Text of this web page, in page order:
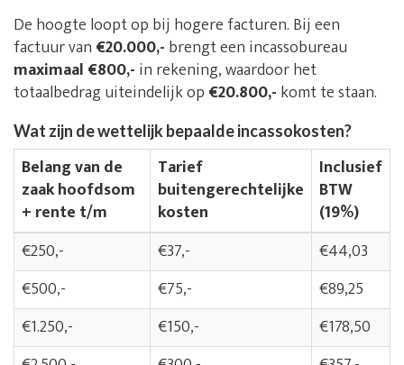
De hoogte loopt op bij hogere facturen. Bij een
factuur van €20.000,- brengt een incassobureau
maximaal €800,- in rekening, waardoor het
totaalbedrag uiteindelijk op €20.800,- komt te staan.
Wat zijn de wettelijk bepaalde incassokosten?
Belang van de
zaak hoofdsom
+ rente t/m
Tarief
buitengerechtelijke
kosten
Inclusief
BTW
(19%)
€250,-
€37,-
€44,03
€500,-
€75,-
€89,25
€1.250,-
€150,-
€178,50